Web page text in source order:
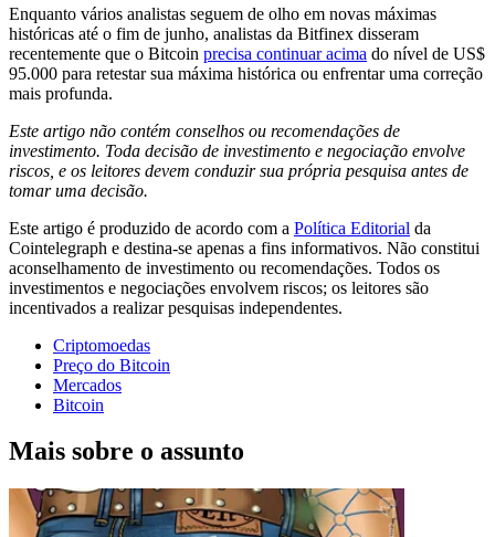
Enquanto vários analistas seguem de olho em novas máximas
históricas até o fim de junho, analistas da Bitfinex disseram
recentemente que o Bitcoin precisa continuar acima do nível de US$
95.000 para retestar sua máxima histórica ou enfrentar uma correção
mais profunda.
Este artigo não contém conselhos ou recomendações de
investimento. Toda decisão de investimento e negociação envolve
riscos, e os leitores devem conduzir sua própria pesquisa antes de
tomar uma decisão.
Este artigo é produzido de acordo com a Política Editorial da
Cointelegraph e destina-se apenas a fins informativos. Não constitui
aconselhamento de investimento ou recomendações. Todos os
investimentos e negociações envolvem riscos; os leitores são
incentivados a realizar pesquisas independentes.
Criptomoedas
Preço do Bitcoin
Mercados
Bitcoin
Mais sobre o assunto